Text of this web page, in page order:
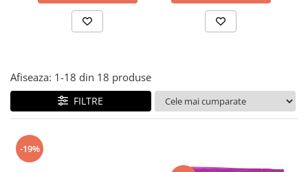
Afiseaza: 1-18 din 18 produse
FILTRE
-19%